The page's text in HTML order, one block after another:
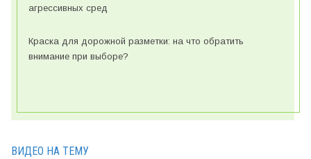
агрессивных сред
Краска для дорожной разметки: на что обратить
внимание при выборе?
ВИДЕО НА ТЕМУ